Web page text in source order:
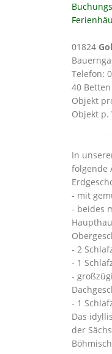
01824
Telefon:
40
Objekt
Objekt p.
In
folgende
- mit
- beides
- 2
- 1
-
- 1
Das
der